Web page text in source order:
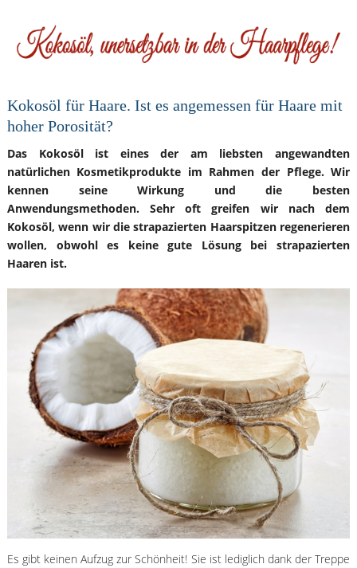
Kokosöl für Haare. Ist es angemessen für Haare mit
hoher Porosität?
Das Kokosöl ist eines der am liebsten angewandten
natürlichen Kosmetikprodukte im Rahmen der Pflege. Wir
kennen seine Wirkung und die besten
Anwendungsmethoden. Sehr oft greifen wir nach dem
Kokosöl, wenn wir die strapazierten Haarspitzen regenerieren
wollen, obwohl es keine gute Lösung bei strapazierten
Haaren ist.
Es gibt keinen Aufzug zur Schönheit! Sie ist lediglich dank der Treppe